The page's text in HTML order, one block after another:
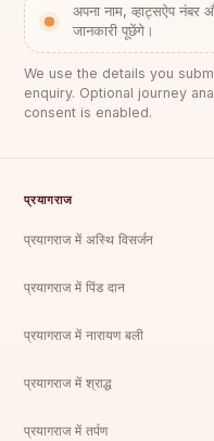
अपना नाम, व्हाट्सऐप
जानकारी पूछेंगे।
We use the details you
enquiry. Optional journey
consent is enabled.
प्रयागराज
प्रयागराज में अस्थि विसर्जन
प्रयागराज में पिंड दान
प्रयागराज में नारायण बली
प्रयागराज में श्राद्ध
प्रयागराज में तर्पण